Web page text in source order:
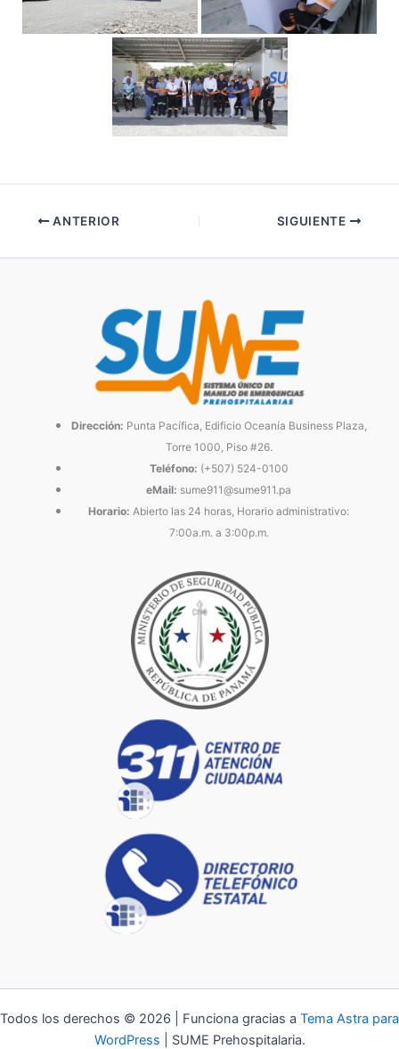
ANTERIOR SIGUIENTE
Dirección: Punta Pacífica, Edificio Oceanía Business Plaza,
Torre 1000, Piso #26.
Teléfono: (+507) 524-0100
eMail: sume911@sume911.pa
Horario: Abierto las 24 horas, Horario administrativo:
7:00a.m. a 3:00p.m.
Todos los derechos © 2026 | Funciona gracias a Tema Astra para
WordPress | SUME Prehospitalaria.